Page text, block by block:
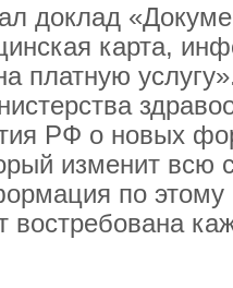
доклад
карта,
платную
РФ о новых
изменит всю
по этому
востребована